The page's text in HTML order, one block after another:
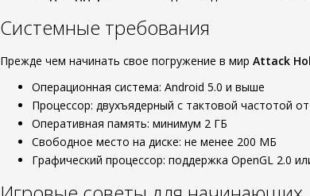
Системные требования
Прежде чем начинать свое погружение в мир Attack
Операционная система: Android 5.0 и выше
Процессор: двухъядерный с тактовой частотой
Оперативная память: минимум 2 ГБ
Свободное место на диске: не менее 200 МБ
Графический процессор: поддержка OpenGL 2.0